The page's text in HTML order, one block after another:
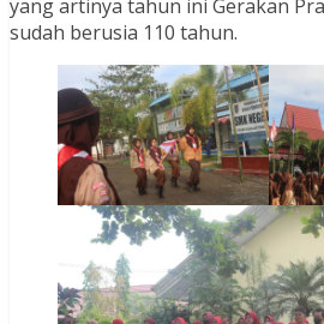
yang artinya tahun ini Gerakan
sudah berusia 110 tahun.